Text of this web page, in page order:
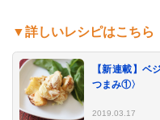
▼詳しいレシピはこちら
【新連載】ベ
つまみ①〉
2019.03.17